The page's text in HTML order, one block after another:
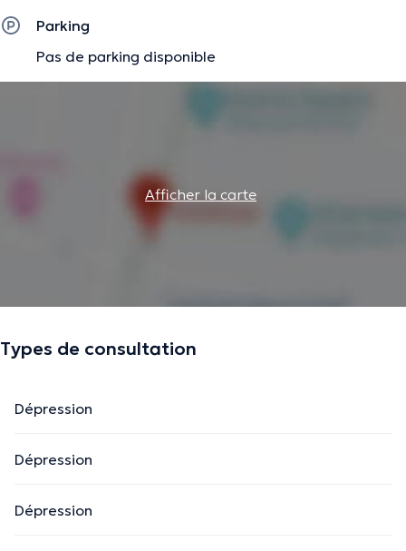
Parking
Pas de parking disponible
Afficher la carte
Types de consultation
Dépression
Dépression
Dépression